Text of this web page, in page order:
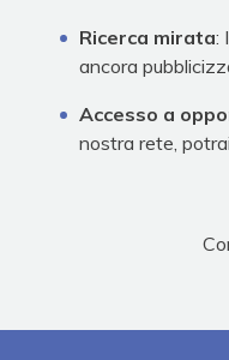
Ricerca mirata:
ancora
Accesso a
nostra rete,